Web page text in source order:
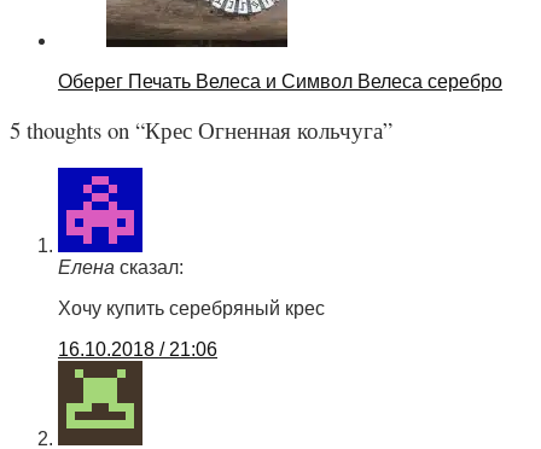
Оберег Печать Велеса и Символ Велеса серебро
5 thoughts on “Крес Огненная кольчуга”
Елена сказал:
Хочу купить серебряный крес
16.10.2018 / 21:06